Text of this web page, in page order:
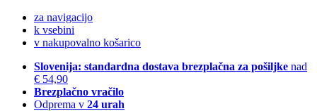
za navigacijo
k vsebini
v nakupovalno košarico
Slovenija: standardna dostava brezplačna za pošiljke nad
€ 54,90
Brezplačno vračilo
Odprema v 24 urah